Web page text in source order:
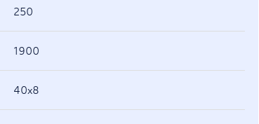
250
1900
40x8